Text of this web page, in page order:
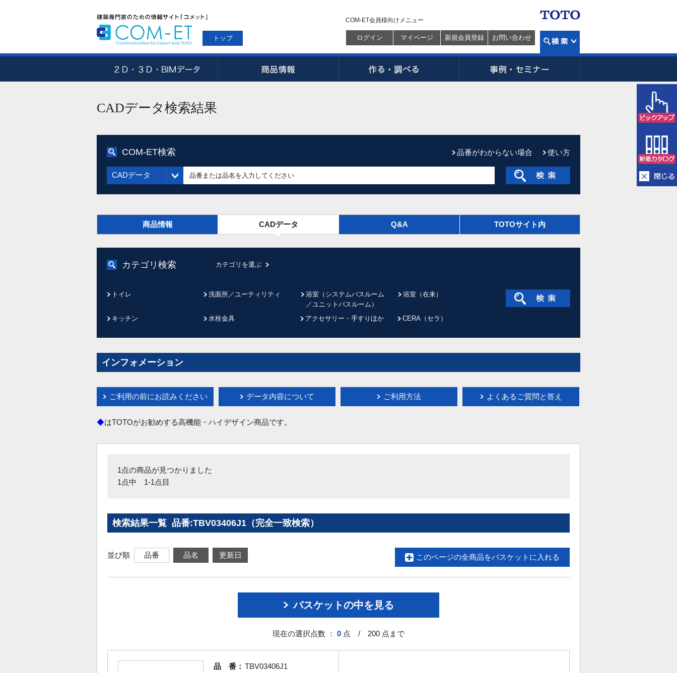
トップ
COM-ET会員様向けメニュー
ログイン マイページ 新規会員登録 お問い合わせ
CADデータ検索結果
COM-ET検索 使い方
品番がわからない場合
CADデータ
商品情報 CADデータ Q&A TOTOサイト内
カテゴリ検索 カテゴリを選ぶ
トイレ 洗面所／ユーティリティ
浴室（システムバスルーム
／ユニットバスルーム）
浴室（在来）
キッチン 水栓金具 アクセサリー・手すりほか CERA（セラ）
インフォメーション
ご利用の前にお読みください データ内容について ご利用方法 よくあるご質問と答え
◆はTOTOがお勧めする高機能・ハイデザイン商品です。
1点の商品が見つかりました
1点中 1-1点目
検索結果一覧 品番:TBV03406J1（完全一致検索）
並び順 品番 品名 更新日 このページの全商品をバスケットに入れる
バスケットの中を見る
現在の選択点数 ： 0 点 / 200 点まで
品 番： TBV03406J1